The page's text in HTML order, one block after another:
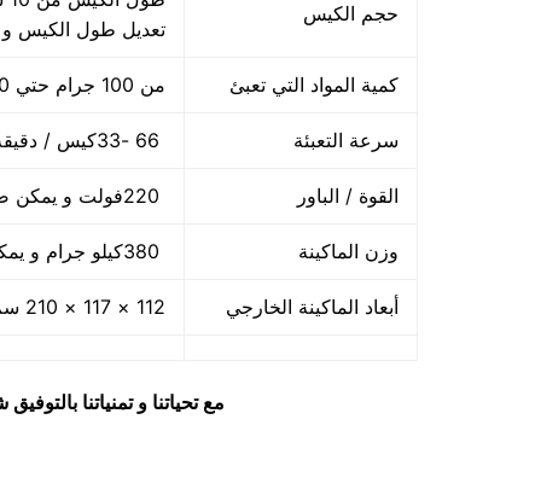
حجم الكيس
تعديل طول الكيس
كمية المواد التي تعبئ من 100 جرام حتي 1000 جرام واحد كيلو
سرعة التعبئة
القوة / الباور
وزن الماكينة
أبعاد الماكينة الخارجي 112 × 117 × 210 سم و يمكن فك الماكينة و تركيبها في اي مكان
مع تحياتنا و تمنياتنا